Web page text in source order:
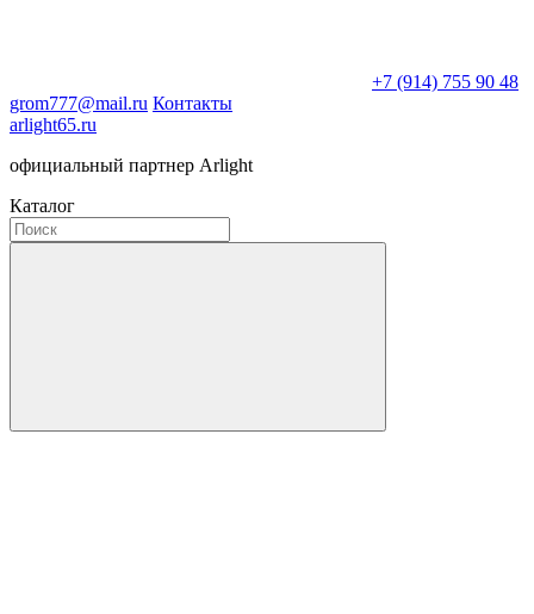
+7 (914) 755 90 48
grom777@mail.ru Контакты
arlight65.ru
официальный партнер Arlight
Каталог